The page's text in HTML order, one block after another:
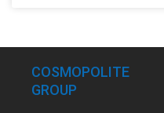
COSMOPOLITE
GROUP